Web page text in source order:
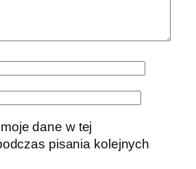
dane w tej
pisania kolejnych